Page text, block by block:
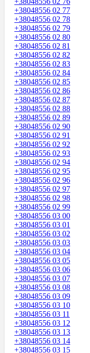
+38048556 02 77
+38048556 02 78
+38048556 02 79
+38048556 02 80
+38048556 02 81
+38048556 02 82
+38048556 02 83
+38048556 02 84
+38048556 02 85
+38048556 02 86
+38048556 02 87
+38048556 02 88
+38048556 02 89
+38048556 02 90
+38048556 02 91
+38048556 02 92
+38048556 02 93
+38048556 02 94
+38048556 02 95
+38048556 02 96
+38048556 02 97
+38048556 02 98
+38048556 02 99
+38048556 03 00
+38048556 03 01
+38048556 03 02
+38048556 03 03
+38048556 03 04
+38048556 03 05
+38048556 03 06
+38048556 03 07
+38048556 03 08
+38048556 03 09
+38048556 03 10
+38048556 03 11
+38048556 03 12
+38048556 03 13
+38048556 03 14
+38048556 03 15